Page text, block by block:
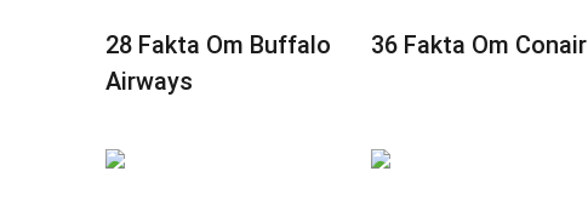
28 Fakta Om Buffalo
Airways
36 Fakta Om Conair